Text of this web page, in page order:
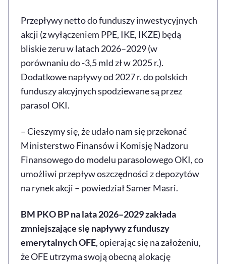
Przepływy netto do funduszy inwestycyjnych
akcji (z wyłączeniem PPE, IKE, IKZE) będą
bliskie zeru w latach 2026–2029 (w
porównaniu do -3,5 mld zł w 2025 r.).
Dodatkowe napływy od 2027 r. do polskich
funduszy akcyjnych spodziewane są przez
parasol OKI.
– Cieszymy się, że udało nam się przekonać
Ministerstwo Finansów i Komisję Nadzoru
Finansowego do modelu parasolowego OKI, co
umożliwi przepływ oszczędności z depozytów
na rynek akcji – powiedział Samer Masri.
BM PKO BP na lata 2026–2029 zakłada
zmniejszające się napływy z funduszy
emerytalnych OFE, opierając się na założeniu,
że OFE utrzyma swoją obecną alokację